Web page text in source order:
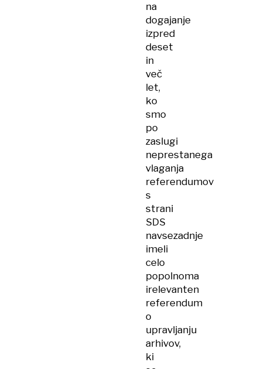
na
dogajanje
izpred
deset
in
več
let,
ko
smo
po
zaslugi
neprestanega
vlaganja
referendumov
s
strani
SDS
navsezadnje
imeli
celo
popolnoma
irelevanten
referendum
o
upravljanju
arhivov,
ki